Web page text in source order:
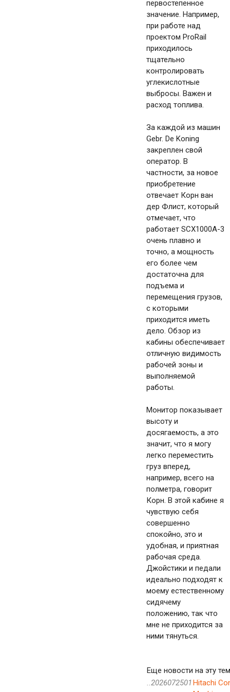
первостепенное
значение. Например,
при работе над
проектом ProRail
приходилось
тщательно
контролировать
углекислотные
выбросы. Важен и
расход топлива.
За каждой из машин
Gebr. De Koning
закреплен свой
оператор. В
частности, за новое
приобретение
отвечает Корн ван
дер Флист, который
отмечает, что
работает SCX1000A-3
очень плавно и
точно, а мощность
его более чем
достаточна для
подъема и
перемещения грузов,
с которыми
приходится иметь
дело. Обзор из
кабины обеспечивает
отличную видимость
рабочей зоны и
выполняемой
работы.
Монитор показывает
высоту и
досягаемость, а это
значит, что я могу
легко переместить
груз вперед,
например, всего на
полметра, говорит
Корн. В этой кабине я
чувствую себя
совершенно
спокойно, это и
удобная, и приятная
рабочая среда.
Джойстики и педали
идеально подходят к
моему естественному
сидячему
положению, так что
мне не приходится за
ними тянуться.
Еще новости на эту
..2026072501 Hitachi